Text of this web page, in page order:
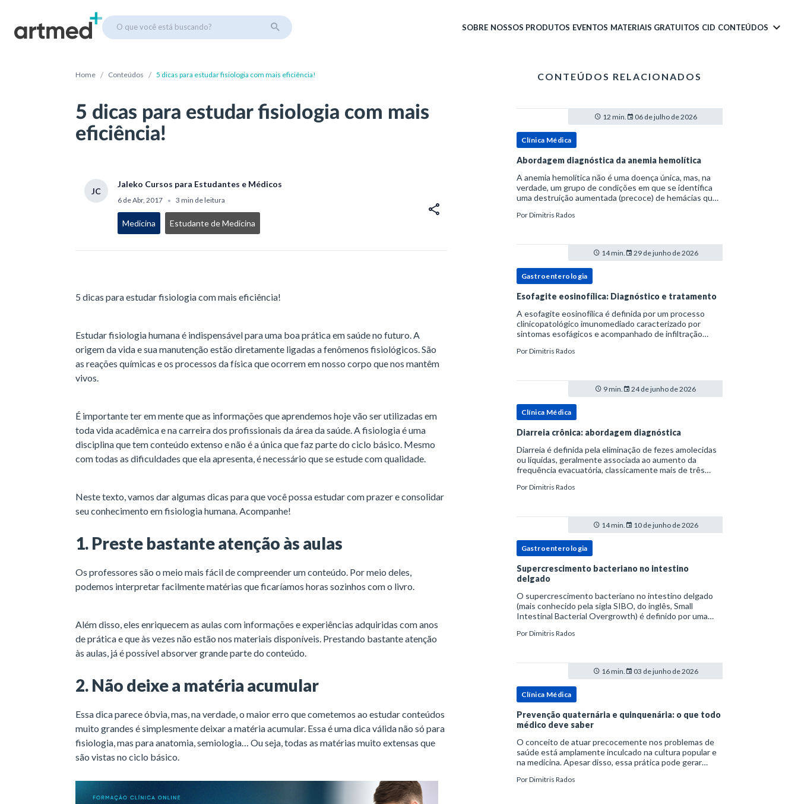
O que você está buscando? SOBRE NOSSOS PRODUTOS EVENTOS MATERIAIS GRATUITOS CID CONTEÚDOS
Home / Conteúdos / 5 dicas para estudar fisiologia com mais eficiência!
5 dicas para estudar fisiologia com mais
eficiência!
JC
Jaleko Cursos para Estudantes e Médicos
6 de Abr, 2017 • 3 min de leitura
Medicina Estudante de Medicina
5 dicas para estudar fisiologia com mais eficiência!
Estudar fisiologia humana é indispensável para uma boa prática em saúde no futuro. A
origem da vida e sua manutenção estão diretamente ligadas a fenômenos fisiológicos. São
as reações químicas e os processos da física que ocorrem em nosso corpo que nos mantêm
vivos.
É importante ter em mente que as informações que aprendemos hoje vão ser utilizadas em
toda vida acadêmica e na carreira dos profissionais da área da saúde. A fisiologia é uma
disciplina que tem conteúdo extenso e não é a única que faz parte do ciclo básico. Mesmo
com todas as dificuldades que ela apresenta, é necessário que se estude com qualidade.
Neste texto, vamos dar algumas dicas para que você possa estudar com prazer e consolidar
seu conhecimento em fisiologia humana. Acompanhe!
1. Preste bastante atenção às aulas
Os professores são o meio mais fácil de compreender um conteúdo. Por meio deles,
podemos interpretar facilmente matérias que ficaríamos horas sozinhos com o livro.
Além disso, eles enriquecem as aulas com informações e experiências adquiridas com anos
de prática e que às vezes não estão nos materiais disponíveis. Prestando bastante atenção
às aulas, já é possível absorver grande parte do conteúdo.
2. Não deixe a matéria acumular
Essa dica parece óbvia, mas, na verdade, o maior erro que cometemos ao estudar conteúdos
muito grandes é simplesmente deixar a matéria acumular. Essa é uma dica válida não só para
fisiologia, mas para anatomia, semiologia… Ou seja, todas as matérias muito extensas que
são vistas no ciclo básico.
CONTEÚDOS RELACIONADOS
12 min. 06 de julho de 2026
Clínica Médica
Abordagem diagnóstica da anemia hemolítica
A anemia hemolítica não é uma doença única, mas, na
verdade, um grupo de condições em que se identifica
uma destruição aumentada (precoce) de hemácias que
óssea.Como a vida média normal da hemácia é de apro
PorDimitris Rados
14 min. 29 de junho de 2026
Gastroenterologia
Esofagite eosinofílica: Diagnóstico e tratamento
A esofagite eosinofílica é definida por um processo
clinicopatológico imunomediado caracterizado por
sintomas esofágicos e acompanhado de infiltração
dentro do espectro da doença do refluxo gastr
PorDimitris Rados
9 min. 24 de junho de 2026
Clínica Médica
Diarreia crônica: abordagem diagnóstica
Diarreia é definida pela eliminação de fezes amolecidas
ou líquidas, geralmente associada ao aumento da
frequência evacuatória, classicamente mais de três
prática, a consistência das fezes costuma s
PorDimitris Rados
14 min. 10 de junho de 2026
Gastroenterologia
Supercrescimento bacteriano no intestino
delgado
O supercrescimento bacteriano no intestino delgado
(mais conhecido pela sigla SIBO, do inglês, Small
Intestinal Bacterial Overgrowth) é definido por uma
específica de disbiose do trato digestivo. P
PorDimitris Rados
16 min. 03 de junho de 2026
Clínica Médica
Prevenção quaternária e quinquenária: o que todo
médico deve saber
O conceito de atuar precocemente nos problemas de
saúde está amplamente inculcado na cultura popular e
na medicina. Apesar disso, essa prática pode gerar
tratamentos podem advir de prevenção excessiva
PorDimitris Rados